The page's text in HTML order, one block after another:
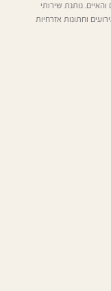
נותנת שירותי
וחתונות אזרחיות